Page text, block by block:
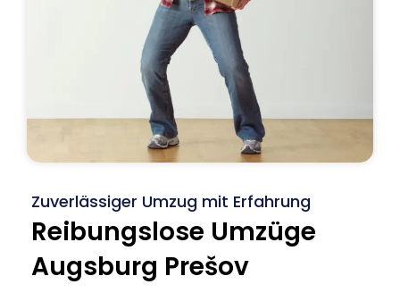
Zuverlässiger Umzug mit Erfahrung
Reibungslose Umzüge
Augsburg Prešov